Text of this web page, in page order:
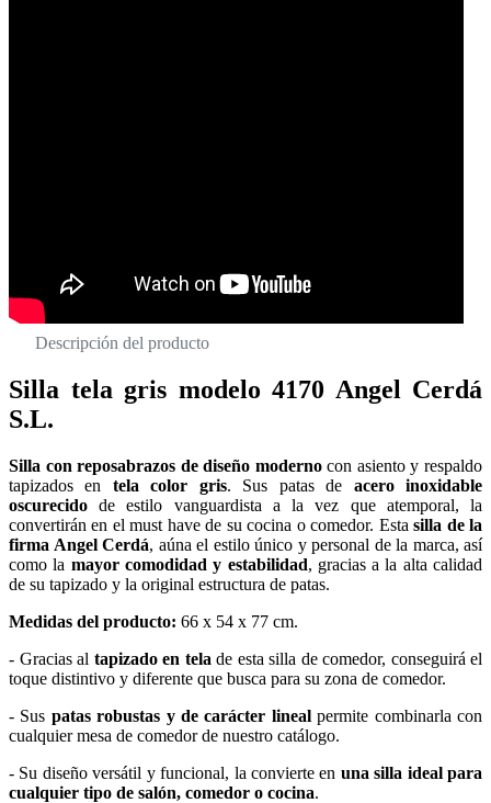
Descripción del producto
Silla tela gris modelo 4170 Angel Cerdá
S.L.
Silla con reposabrazos de diseño modernocon asiento y respaldo
tapizados en tela color gris. Sus patas de acero inoxidable
oscurecido de estilo vanguardista a la vez que atemporal, la
convertirán en el must have de su cocina o comedor. Estasilla de la
firma Angel Cerdá, aúna el estilo único y personal de la marca, así
como la mayor comodidad y estabilidad, gracias a la alta calidad
de su tapizado y la original estructura de patas.
Medidas del producto: 66 x 54 x 77 cm.
- Gracias al tapizado en tela de esta silla de comedor, conseguirá el
toque distintivo y diferente que busca para su zona de comedor.
- Sus patas robustas y de carácter linealpermite combinarla con
cualquier mesa de comedor de nuestro catálogo.
- Su diseño versátil y funcional, la convierte en una silla ideal para
cualquier tipo de salón, comedor o cocina.